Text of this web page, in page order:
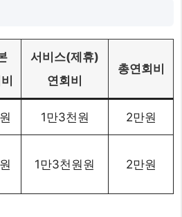
서비스(제휴)
연회비
총연회비
1만3천원 2만원
1만3천원원 2만원